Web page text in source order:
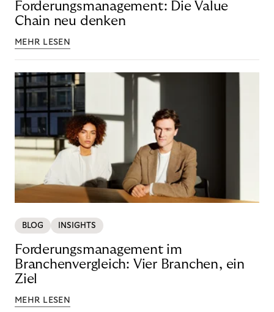
Forderungsmanagement: Die Value
Chain neu denken
MEHR LESEN
BLOG INSIGHTS
Forderungsmanagement im
Branchenvergleich: Vier Branchen, ein
Ziel
MEHR LESEN